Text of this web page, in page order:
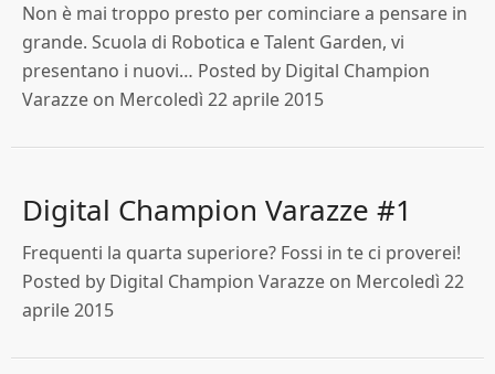
Non è mai troppo presto per cominciare a pensare in
grande. Scuola di Robotica e Talent Garden, vi
presentano i nuovi… Posted by Digital Champion
Varazze on Mercoledì 22 aprile 2015
Digital Champion Varazze #1
Frequenti la quarta superiore? Fossi in te ci proverei!
Posted by Digital Champion Varazze on Mercoledì 22
aprile 2015